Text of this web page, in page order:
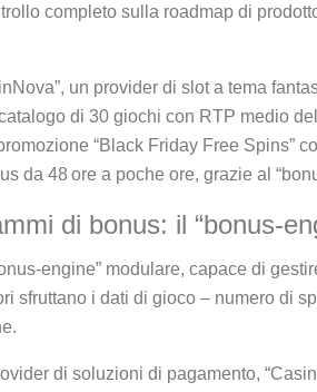
completo sulla roadmap di
un provider di slot a tema
di 30 giochi con RTP medio
“Black Friday Free Spins”
da 48 ore a poche ore, grazie al
di bonus: il
modulare, capace di
sfruttano i dati di gioco – numero di
di soluzioni di pagamento,